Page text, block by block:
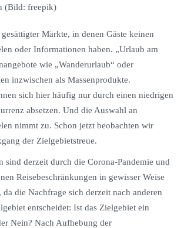
Märkte, in denen Gäste keinen
oder Informationen haben. „Urlaub am
wie „Wanderurlaub“ oder
inzwischen als Massenprodukte.
sich hier häufig nur durch einen niedrigen
absetzen. Und die Auswahl an
nimmt zu. Schon jetzt beobachten wir
der Zielgebietstreue.
sind derzeit durch die Corona-Pandemie und
Reisebeschränkungen in gewisser Weise
da die Nachfrage sich derzeit nach anderen
entscheidet: Ist das Zielgebiet ein
Nein? Nach Aufhebung der